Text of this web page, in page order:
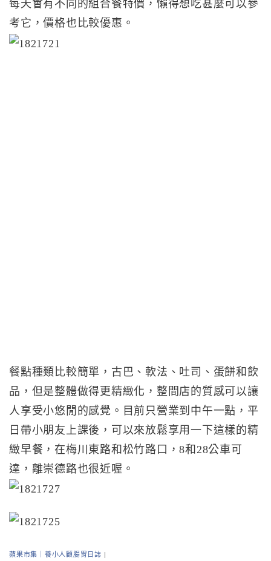
每天會有不同的組合餐特價，懶得想吃甚麼可以參
考它，價格也比較優惠。
餐點種類比較簡單，古巴、軟法、吐司、蛋餅和飲
品，但是整體做得更精緻化，整間店的質感可以讓
人享受小悠閒的感覺。目前只營業到中午一點，平
日帶小朋友上課後，可以來放鬆享用一下這樣的精
緻早餐，在梅川東路和松竹路口，8和28公車可
達，離崇德路也很近喔。
蘋果市集｜養小人顧腸胃日誌